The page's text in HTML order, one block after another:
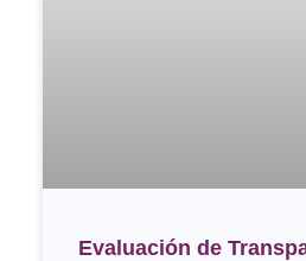
Evaluación de